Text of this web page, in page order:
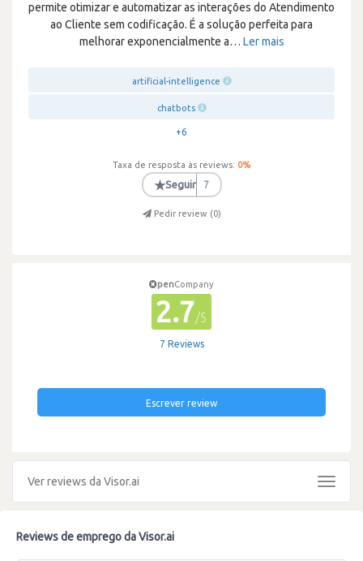
permite otimizar e automatizar as interações do Atendimento
ao Cliente sem codificação. É a solução perfeita para
melhorar exponencialmente a… Ler mais
artificial-intelligence
chatbots
+6
Taxa de resposta às reviews: 0%
★Seguir 7
Pedir review (0)
penCompany
2.7/5
7 Reviews
Escrever review
Ver reviews da Visor.ai
Toggle
Reviews de emprego da Visor.ai